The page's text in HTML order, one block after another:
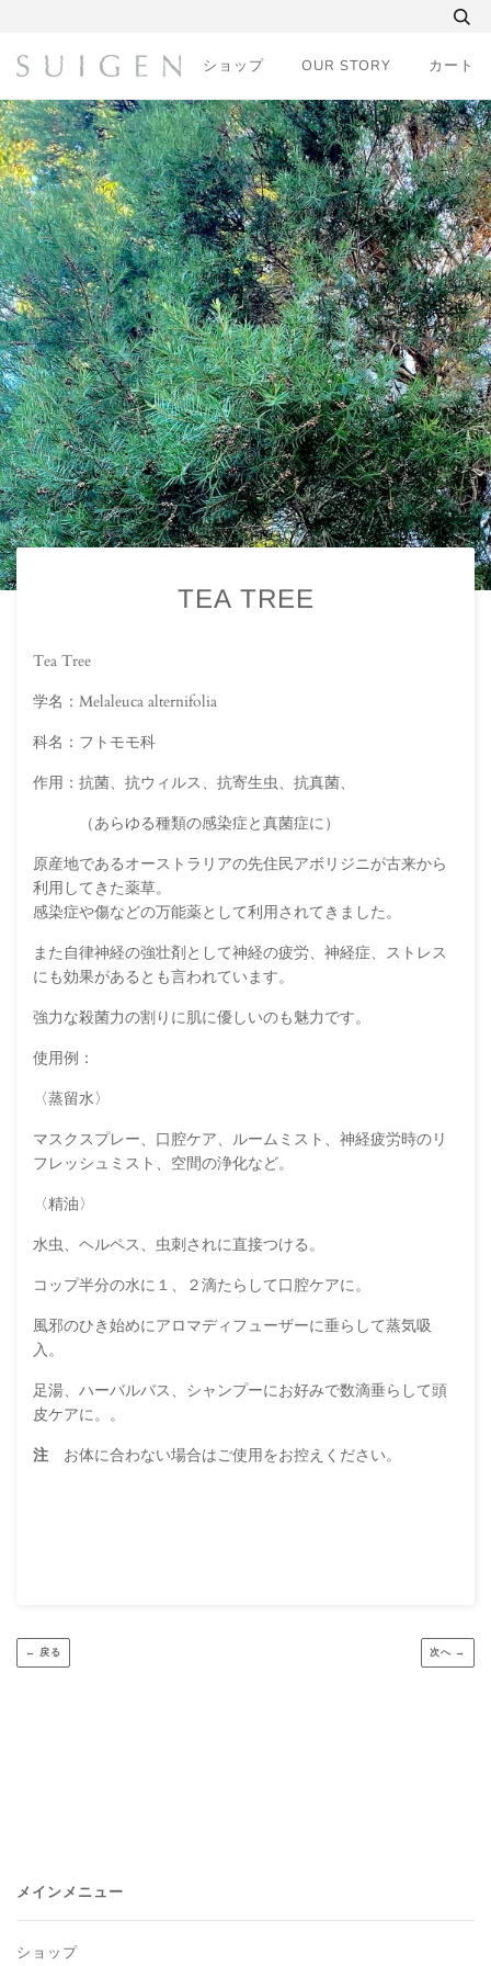
ツ
に
ス
キ
ッ
プ
す
る
ショップ OUR STORY カート
TEA TREE
Tea Tree
学名：Melaleuca alternifolia
科名：フトモモ科
作用：抗菌、抗ウィルス、抗寄生虫、抗真菌、
（あらゆる種類の感染症と真菌症に）
原産地であるオーストラリアの先住民アボリジニが古来から
利用してきた薬草。
感染症や傷などの万能薬として利用されてきました。
また自律神経の強壮剤として神経の疲労、神経症、ストレス
にも効果があるとも言われています。
強力な殺菌力の割りに肌に優しいのも魅力です。
使用例：
〈蒸留水〉
マスクスプレー、口腔ケア、ルームミスト、神経疲労時のリ
フレッシュミスト、空間の浄化など。
〈精油〉
水虫、ヘルペス、虫刺されに直接つける。
コップ半分の水に１、２滴たらして口腔ケアに。
風邪のひき始めにアロマディフューザーに垂らして蒸気吸
入。
足湯、ハーバルバス、シャンプーにお好みで数滴垂らして頭
皮ケアに。。
注 お体に合わない場合はご使用をお控えください。
← 戻る 次へ →
メインメニュー
ショップ